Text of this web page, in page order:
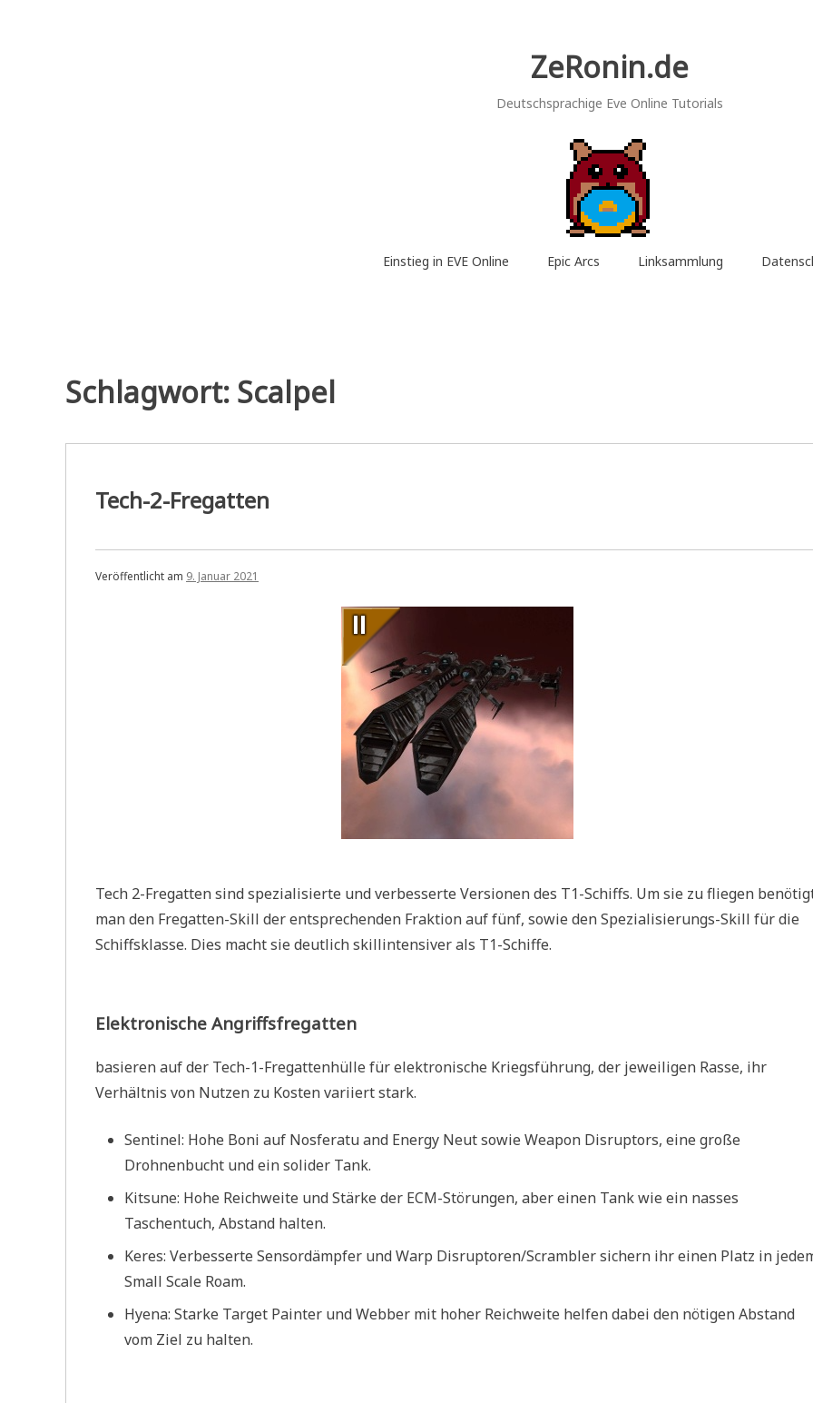
ZeRonin.de
Deutschsprachige Eve Online Tutorials
Einstieg in EVE Online Epic Arcs Linksammlung
Schlagwort: Scalpel
Tech-2-Fregatten
Veröffentlicht am 9. Januar 2021
Tech 2-Fregatten sind spezialisierte und verbesserte Versionen des T1-Schiffs. Um sie zu fliegen
man den Fregatten-Skill der entsprechenden Fraktion auf fünf, sowie den Spezialisierungs-Skill für die
Schiffsklasse. Dies macht sie deutlich skillintensiver als T1-Schiffe.
Elektronische Angriffsfregatten
basieren auf der Tech-1-Fregattenhülle für elektronische Kriegsführung, der jeweiligen Rasse, ihr
Verhältnis von Nutzen zu Kosten variiert stark.
Sentinel: Hohe Boni auf Nosferatu and Energy Neut sowie Weapon Disruptors, eine große
Drohnenbucht und ein solider Tank.
Kitsune: Hohe Reichweite und Stärke der ECM-Störungen, aber einen Tank wie ein nasses
Taschentuch, Abstand halten.
Keres: Verbesserte Sensordämpfer und Warp Disruptoren/Scrambler sichern ihr einen Platz in
Small Scale Roam.
Hyena: Starke Target Painter und Webber mit hoher Reichweite helfen dabei den nötigen Abstand
vom Ziel zu halten.